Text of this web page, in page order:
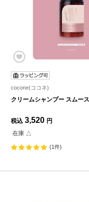
cocone(ココネ)
クリームシャンプー スムー
税込 3,520 円
在庫 △
(1件)